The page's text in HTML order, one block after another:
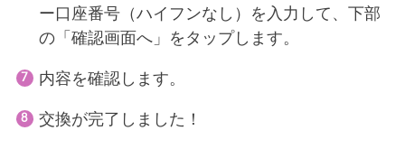
ー口座番号（ハイフンなし）を入力して、下部
の「確認画面へ」をタップします。
内容を確認します。
交換が完了しました！